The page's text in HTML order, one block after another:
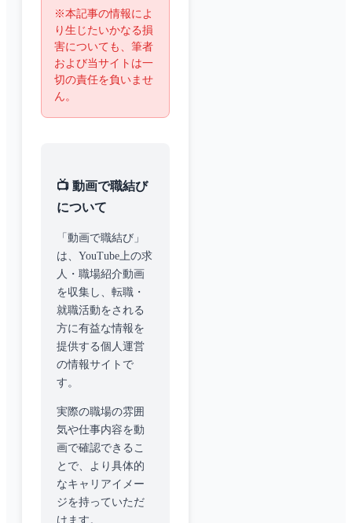
※本記事の情報によ
り生じたいかなる損
害についても、筆者
および当サイトは一
切の責任を負いませ
ん。
📺 動画で職結び
について
「動画で職結び」
は、YouTube上の求
人・職場紹介動画
を収集し、転職・
就職活動をされる
方に有益な情報を
提供する個人運営
の情報サイトで
す。
実際の職場の雰囲
気や仕事内容を動
画で確認できるこ
とで、より具体的
なキャリアイメー
ジを持っていただ
けます。